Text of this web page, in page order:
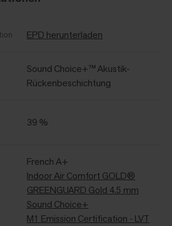
EPD herunterladen
Sound Choice+™ Akustik-
Rückenbeschichtung
39 %
French A+
Indoor Air Comfort GOLD®
GREENGUARD Gold 4.5 mm
Sound Choice+
M1 Emission Certification - LVT